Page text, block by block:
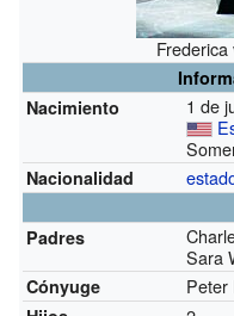
Nacimiento
1 de
Nacionalidad
Padres
Sara
Cónyuge Peter